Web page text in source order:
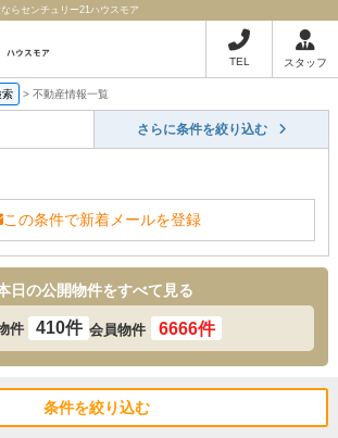
らセンチュリー21ハウスモア
TEL スタッフ
索 > 不動産情報一覧
さらに条件を絞り込む
この条件で新着メールを登録
日の公開物件をすべて見る
件 410件 会員物件 6666件
条件を絞り込む